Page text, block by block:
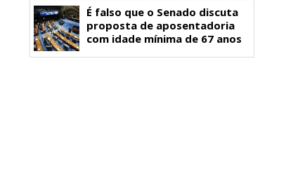
É falso que o Senado discuta
proposta de aposentadoria
com idade mínima de 67 anos